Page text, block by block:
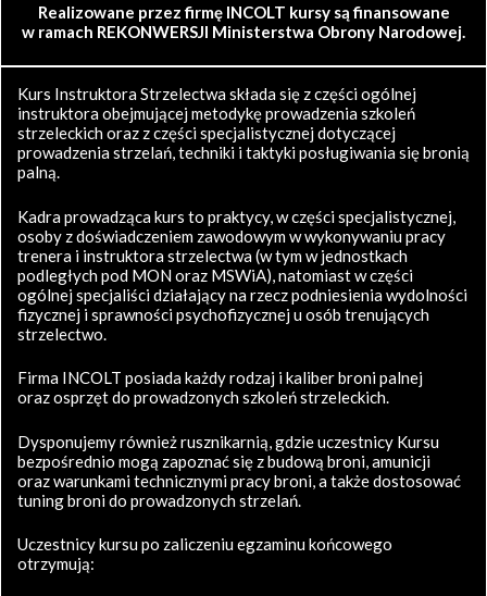
Realizowane przez firmę INCOLT kursy są finansowane
w ramach REKONWERSJI Ministerstwa Obrony Narodowej.
Kurs Instruktora Strzelectwa składa się z części ogólnej
instruktora obejmującej metodykę prowadzenia szkoleń
strzeleckich oraz z części specjalistycznej dotyczącej
prowadzenia strzelań, techniki i taktyki posługiwania się bronią
palną.
Kadra prowadząca kurs to praktycy, w części specjalistycznej,
osoby z doświadczeniem zawodowym w wykonywaniu pracy
trenera i instruktora strzelectwa (w tym w jednostkach
podległych pod MON oraz MSWiA), natomiast w części
ogólnej specjaliści działający na rzecz podniesienia wydolności
fizycznej i sprawności psychofizycznej u osób trenujących
strzelectwo.
Firma INCOLT posiada każdy rodzaj i kaliber broni palnej
oraz osprzęt do prowadzonych szkoleń strzeleckich.
Dysponujemy również rusznikarnią, gdzie uczestnicy Kursu
bezpośrednio mogą zapoznać się z budową broni, amunicji
oraz warunkami technicznymi pracy broni, a także dostosować
tuning broni do prowadzonych strzelań.
Uczestnicy kursu po zaliczeniu egzaminu końcowego
otrzymują: